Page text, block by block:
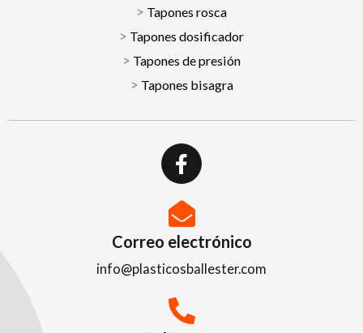
Tapones rosca
Tapones dosificador
Tapones de presión
Tapones bisagra
F
a
e
b
o
o
-
Correo electrónico
info@plasticosballester.com